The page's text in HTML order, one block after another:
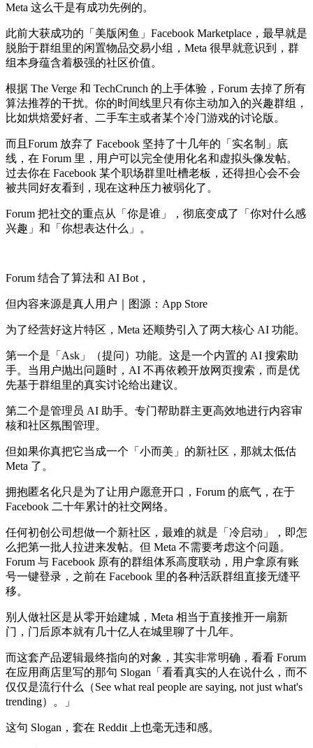
Meta 这么干是有成功先例的。
此前大获成功的「美版闲鱼」Facebook Marketplace，最早就是
脱胎于群组里的闲置物品交易小组，Meta 很早就意识到，群
组本身蕴含着极强的社区价值。
根据 The Verge 和 TechCrunch 的上手体验，Forum 去掉了所有
算法推荐的干扰。你的时间线里只有你主动加入的兴趣群组，
比如烘焙爱好者、二手车主或者某个冷门游戏的讨论版。
而且Forum 放弃了 Facebook 坚持了十几年的「实名制」底
线，在 Forum 里，用户可以完全使用化名和虚拟头像发帖。
过去你在 Facebook 某个职场群里吐槽老板，还得担心会不会
被共同好友看到，现在这种压力被弱化了。
Forum 把社交的重点从「你是谁」，彻底变成了「你对什么感
兴趣」和「你想表达什么」。
Forum 结合了算法和 AI Bot，
但内容来源是真人用户｜图源：App Store
为了经营好这片特区，Meta 还顺势引入了两大核心 AI 功能。
第一个是「Ask」（提问）功能。这是一个内置的 AI 搜索助
手。当用户抛出问题时，AI 不再依赖开放网页搜索，而是优
先基于群组里的真实讨论给出建议。
第二个是管理员 AI 助手。专门帮助群主更高效地进行内容审
核和社区氛围管理。
但如果你真把它当成一个「小而美」的新社区，那就太低估
Meta 了。
拥抱匿名化只是为了让用户愿意开口，Forum 的底气，在于
Facebook 二十年累计的社交网络。
任何初创公司想做一个新社区，最难的就是「冷启动」，即怎
么把第一批人拉进来发帖。但 Meta 不需要考虑这个问题。
Forum 与 Facebook 原有的群组体系高度联动，用户拿原有账
号一键登录，之前在 Facebook 里的各种活跃群组直接无缝平
移。
别人做社区是从零开始建城，Meta 相当于直接推开一扇新
门，门后原本就有几十亿人在城里聊了十几年。
而这套产品逻辑最终指向的对象，其实非常明确，看看 Forum
在应用商店里写的那句 Slogan「看看真实的人在说什么，而不
仅仅是流行什么（See what real people are saying, not just what's
trending）。」
这句 Slogan，套在 Reddit 上也毫无违和感。